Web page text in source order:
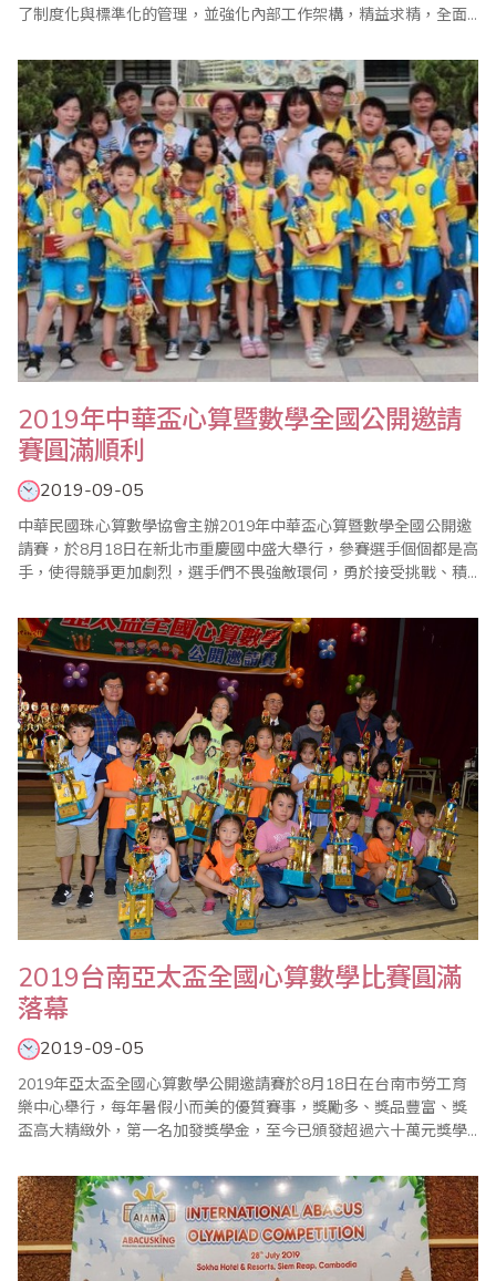
了制度化與標準化的管理，並強化內部工作架構，精益求精，全面
洲、日本、新加坡、馬來西亞、印尼、印度、香港、沙烏地阿拉伯
以及大陸等地的認同，並加入省商會組織參加珠算心算鑑定，受到
普遍的好評。 驗證單位並於2019年12..
2019年中華盃心算暨數學全國公開邀請
賽圓滿順利
2019-09-05
中華民國珠心算數學協會主辦2019年中華盃心算暨數學全國公開邀
請賽，於8月18日在新北市重慶國中盛大舉行，參賽選手個個都是高
手，使得競爭更加劇烈，選手們不畏強敵環伺，勇於接受挑戰、積
心規劃以及家長配合下圓滿落幕。(文 / 中華民國珠心算數學協會)
2019台南亞太盃全國心算數學比賽圓滿
落幕
2019-09-05
2019年亞太盃全國心算數學公開邀請賽於8月18日在台南市勞工育
樂中心舉行，每年暑假小而美的優質賽事，獎勵多、獎品豐富、獎
盃高大精緻外，第一名加發獎學金，至今已頒發超過六十萬元獎學
且各組名列前矛的選手特別頒發台南市政府教育局長獎狀，亞太盃
一貫秉持公平、公正、公開的核心原則辦理，使參加單位對亞太盃
皆表達高度的肯定。 大會頒獎典禮於上午1..